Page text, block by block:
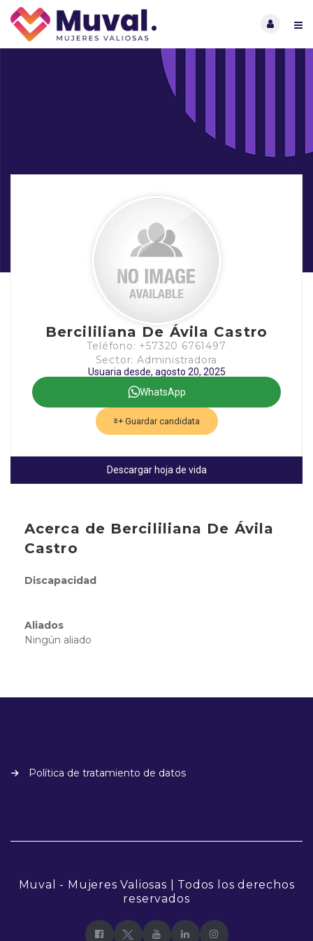
Bercililiana De Ávila Castro
Teléfono: +57320 6761497
Sector: Administradora
Usuaria desde, agosto 20, 2025
WhatsApp
Guardar candidata
Descargar hoja de vida
Acerca de Bercililiana De Ávila
Castro
Discapacidad
Aliados
Ningún aliado
Política de tratamiento de datos
Muval - Mujeres Valiosas | Todos los derechos
reservados